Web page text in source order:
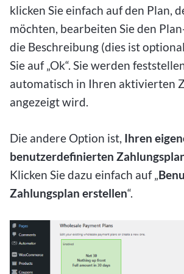
klicken Sie einfach auf den Plan,
möchten, bearbeiten Sie den
die Beschreibung (dies ist
Sie auf „Ok“. Sie werden
automatisch in Ihren aktivierten
angezeigt wird.
Die andere Option ist, Ihren
benutzerdefinierten
Klicken Sie dazu einfach auf „
Zahlungsplan erstellen“.